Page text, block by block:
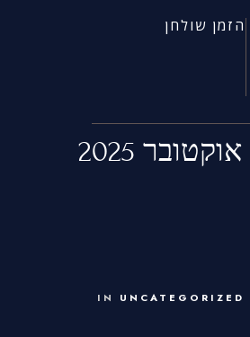
הזמן שולחן
אוקטובר 2025
UNCATEGORIZED